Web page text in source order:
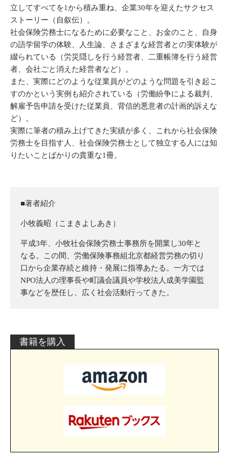
立してすべてを1から積み重ね、企業30年を迎えたサクセス
ストーリー（自叙伝）。
社会保険労務士になるために必要なこと、お金のこと、自身
の語学留学の体験、人生論、さまざまな経営者との実体験が
綴られている（労災隠しを行う経営者、二重帳簿を行う経営
者、会社ごと消えた経営者など）。
また、実際にどのような従業員がどのような問題を引き起こ
すのかという実例も紹介されている（労働紛争による裁判、
解雇予告申請を受けた従業員、背信的悪意者の計画的訴えな
ど）。
実際に筆者の積み上げてきた実績が多く、これから社会保険
労務士を目指す人、社会保険労務士として独立する人には知
りたいことばかりの貴重な1冊。
■著者紹介
小牧義昭（こまきよしあき）
平成3年、小牧社会保険労務士事務所を開業し30年と
なる。この間、労働保険事務組北京都経営労務の切り
口から企業存続と維持・発展に指導あたる。一方では
NPO法人の理事長や町議会議員や学校法人成美学園監
事などを歴任し、広く社会活動行ってきた。
書籍を購入